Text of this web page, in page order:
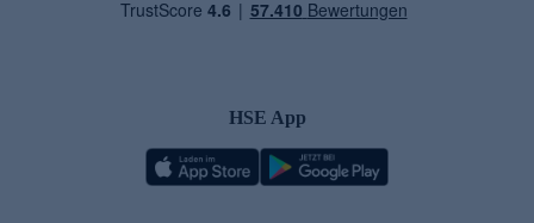
HSE App